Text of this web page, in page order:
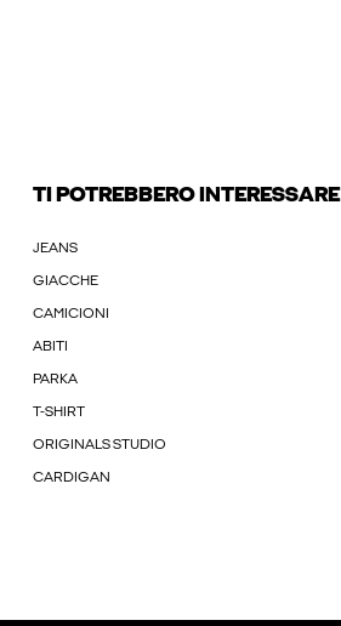
TI POTREBBERO INTERESSARE
JEANS
GIACCHE
CAMICIONI
ABITI
PARKA
T-SHIRT
ORIGINALS STUDIO
CARDIGAN